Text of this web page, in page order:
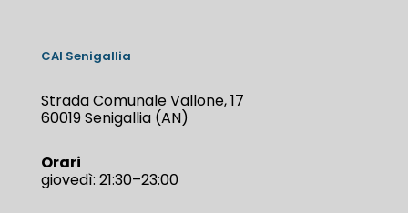
CAI Senigallia
Strada Comunale Vallone, 17
60019 Senigallia (AN)
Orari
giovedì: 21:30–23:00